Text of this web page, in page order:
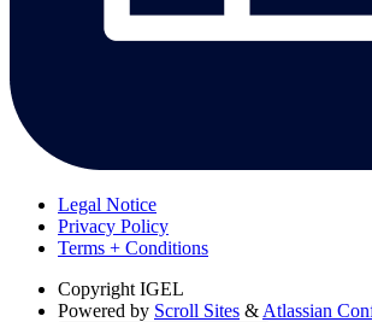
Legal Notice
Privacy Policy
Terms + Conditions
Copyright IGEL
Powered by Scroll Sites & Atlassian